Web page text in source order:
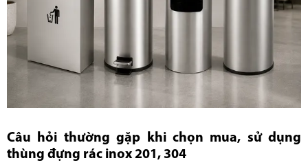
Câu hỏi thường gặp khi chọn mua, sử dụng
thùng đựng rác inox 201, 304